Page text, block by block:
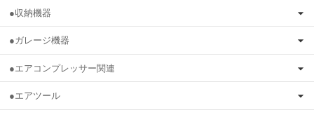
●収納機器
●ガレージ機器
●エアコンプレッサー関連
●エアツール